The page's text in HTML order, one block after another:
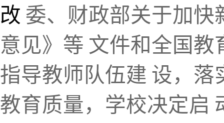
改 委、财政部关于加快
意见》等 文件和全国教
指导教师队伍建 设，落
教育质量，学校决定启